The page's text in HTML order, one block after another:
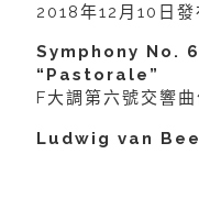
2018年12月10日發
Symphony No.
“Pastorale”
F大調第六號交響
Ludwig van